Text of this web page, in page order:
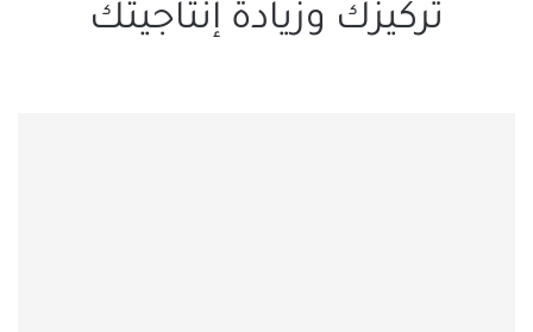
تركيزك وزيادة إنتاجيتك